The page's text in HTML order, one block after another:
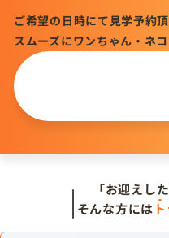
ご希望の日時にて見学予約
スムーズにワンちゃん・ネ
「お迎えし
そんな方には